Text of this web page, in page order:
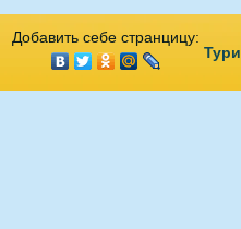
Добавить себе странцицу: